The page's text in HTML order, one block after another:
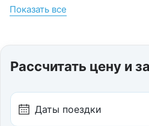
Магазины на территории
Телевизор
гостей с ограниченными
возможностями
Размещение с
домашними животными
не допускается
Показать всe
Рассчитать цену и